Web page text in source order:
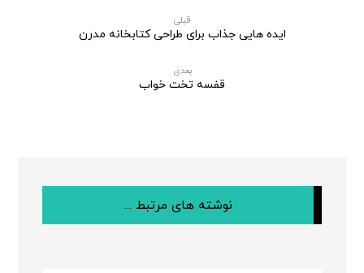
قبلی
ایده هایی جذاب برای طراحی کتابخانه مدرن
بعدی
قفسه تخت خواب
نوشته های مرتبط ...